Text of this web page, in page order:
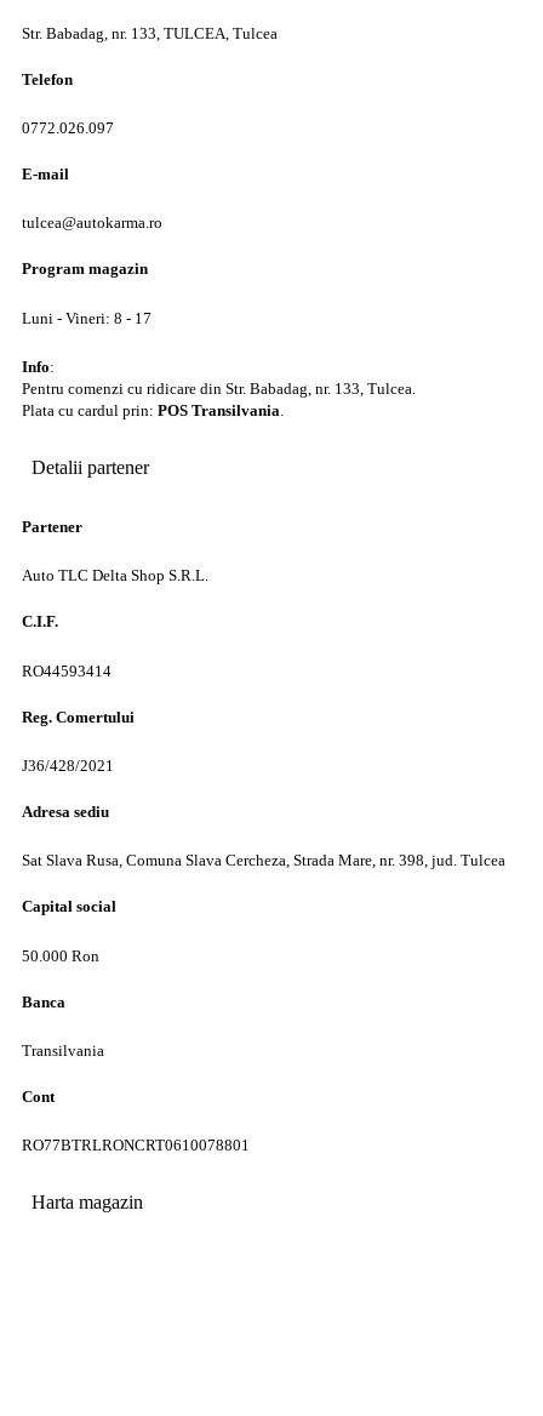
Str. Babadag, nr. 133, TULCEA, Tulcea
Telefon
0772.026.097
E-mail
tulcea@autokarma.ro
Program magazin
Luni - Vineri: 8 - 17
Info:
Pentru comenzi cu ridicare din Str. Babadag, nr. 133, Tulcea.
Plata cu cardul prin: POS Transilvania
Detalii partener
Partener
Auto TLC Delta Shop S.R.L.
C.I.F.
RO44593414
Reg. Comertului
J36/428/2021
Adresa sediu
Sat Slava Rusa, Comuna Slava Cercheza, Strada Mare, nr. 398, jud. Tulcea
Capital social
50.000 Ron
Banca
Transilvania
Cont
RO77BTRLRONCRT0610078801
Harta magazin